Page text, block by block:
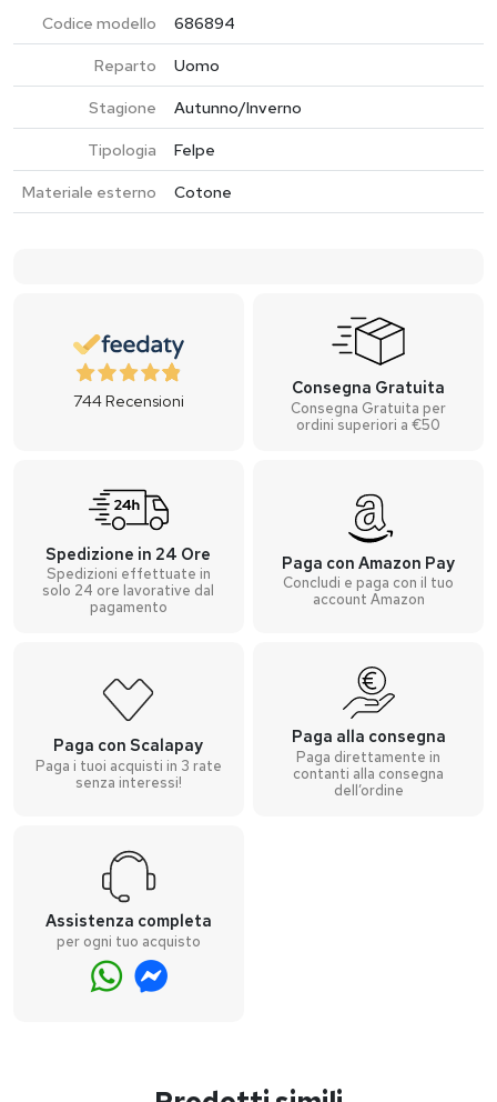
Codice modello
686894
Reparto
Uomo
Stagione
Autunno/Inverno
Tipologia
Felpe
Materiale esterno
Cotone
744Recensioni
Consegna Gratuita
Consegna Gratuita per
ordini superiori a €50
Spedizione in 24 Ore
Spedizioni effettuate in
solo 24 ore lavorative dal
pagamento
Paga con Amazon Pay
Concludi e paga con il tuo
account Amazon
Paga con Scalapay
Paga i tuoi acquisti in 3 rate
senza interessi!
Paga alla consegna
Paga direttamente in
contanti alla consegna
dell’ordine
Assistenza completa
per ogni tuo acquisto